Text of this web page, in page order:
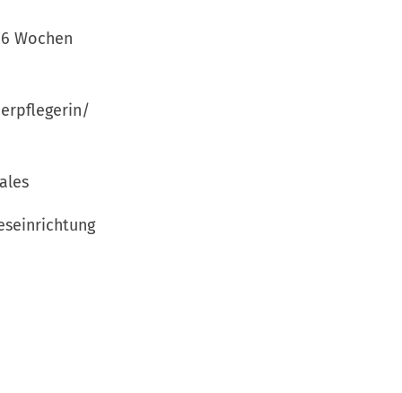
6 Wochen
in einer